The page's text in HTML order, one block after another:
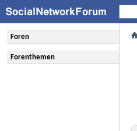
Foren
Forenthemen